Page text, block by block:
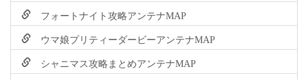
フォートナイト攻略アンテナMAP
ウマ娘プリティーダービーアンテナMAP
シャニマス攻略まとめアンテナMAP